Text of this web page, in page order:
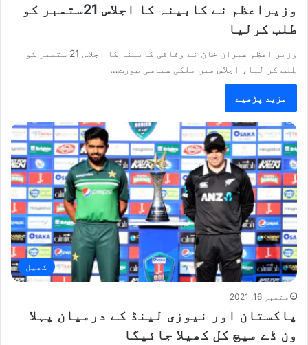
وزیراعظم نے کابینہ کا اجلاس 21ستمبر کو
طلب کرلیا
وزیرِ اعظم عمران خان نے وفاقی کابینہ کا اجلاس 21 ستمبر کو
طلب کر لیا، اجلاس میں ملکی سیاسی صورتِ…
مزید پڑھیے
کھیل
ستمبر 16, 2021
پاکستان اور نیوزی لینڈ کے درمیان پہلا
ون ڈے میچ کل کھیلا جائیگا